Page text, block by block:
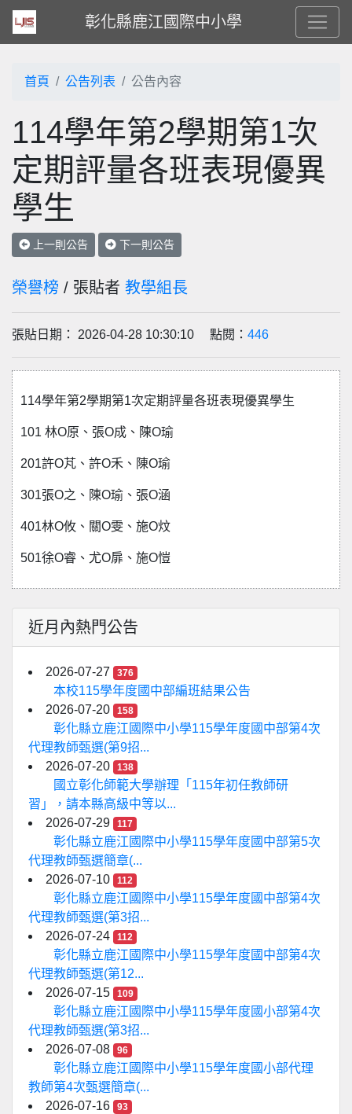
彰化縣鹿江國際中小學
首頁 公告列表 公告內容
114學年第2學期第1次
定期評量各班表現優異
學生
上一則公告 下一則公告
榮譽榜 / 張貼者 教學組長
張貼日期： 2026-04-28 10:30:10 點閱： 446
114學年第2學期第1次定期評量各班表現優異學生
101 林O原、張O成、陳O瑜
201許O芃、許O禾、陳O瑜
301張O之、陳O瑜、張O涵
401林O攸、關O雯、施O炆
501徐O睿、尤O扉、施O愷
近月內熱門公告
2026-07-27 376
本校115學年度國中部編班結果公告
2026-07-20
158
彰化縣立鹿江國際中小學115學年度國中部第4次
代理教師甄選(第9招...
2026-07-20
138
國立彰化師範大學辦理「115年初任教師研
習」，請本縣高級中等以...
2026-07-29
117
彰化縣立鹿江國際中小學115學年度國中部第5次
代理教師甄選簡章(...
2026-07-10
112
彰化縣立鹿江國際中小學115學年度國中部第4次
代理教師甄選(第3招...
2026-07-24
112
彰化縣立鹿江國際中小學115學年度國中部第4次
代理教師甄選(第12...
2026-07-15
109
彰化縣立鹿江國際中小學115學年度國小部第4次
代理教師甄選(第3招...
2026-07-08
96
彰化縣立鹿江國際中小學115學年度國小部代理
教師第4次甄選簡章(...
2026-07-16
93